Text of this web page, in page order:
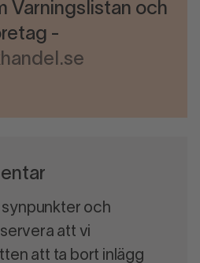
Varningslistan och
-
synpunkter och
att vi
att ta bort inlägg